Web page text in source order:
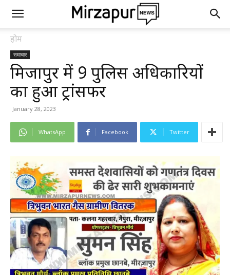
होम
समाचार
मिर्जापुर में 9 पुलिस अधिकारियों
का हुआ ट्रांसफर
January 28, 2023
WhatsApp Facebook Twitter